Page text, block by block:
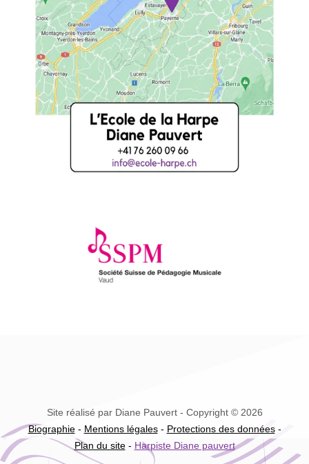
Site réalisé par Diane Pauvert - Copyright © 2026
Biographie- Mentions légales- Protections des données-
Plan du site- Harpiste Diane pauvert